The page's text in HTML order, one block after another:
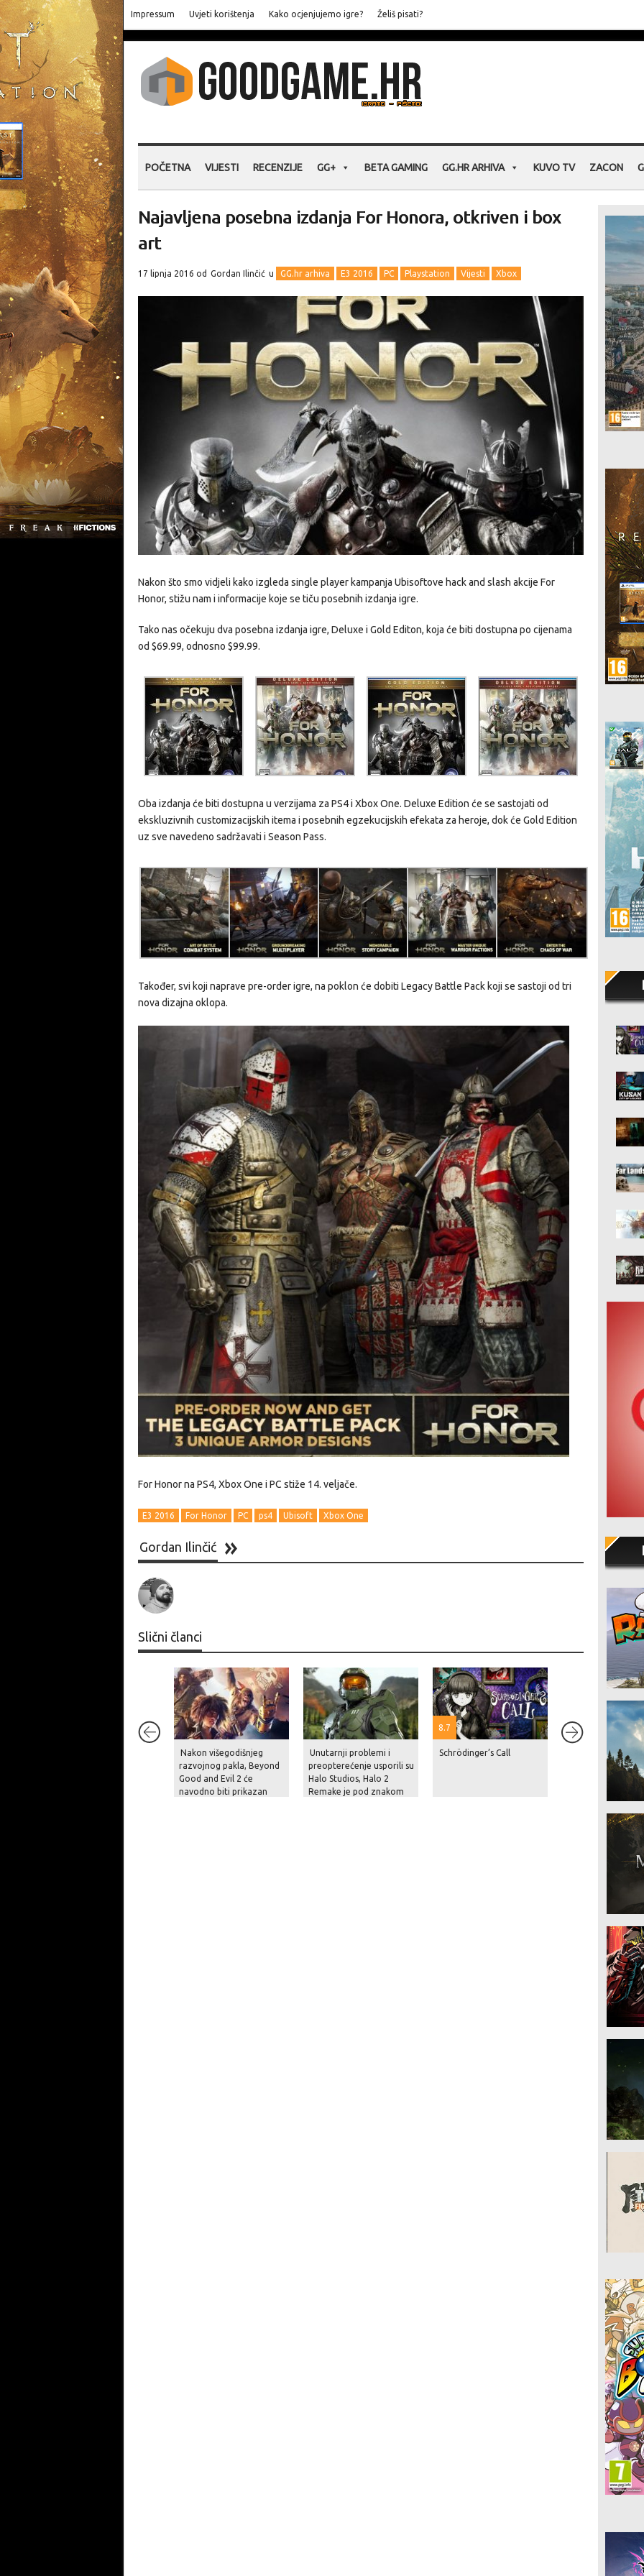
Impressum Uvjeti korištenja Kako ocjenjujemo igre? Želiš pisati?
POČETNA VIJESTI RECENZIJE GG+ BETA GAMING GG.HR ARHIVA KUVO TV ZACON
Najavljena posebna izdanja For Honora, otkriven i box
art
17 lipnja 2016 od Gordan Ilinčić u GG.hr arhiva E3 2016 PC Playstation Vijesti Xbox
Nakon što smo vidjeli kako izgleda single player kampanja Ubisoftove hack and slash akcije For
Honor, stižu nam i informacije koje se tiču posebnih izdanja igre.
Tako nas očekuju dva posebna izdanja igre, Deluxe i Gold Editon, koja će biti dostupna po cijenama
od $69.99, odnosno $99.99.
Oba izdanja će biti dostupna u verzijama za PS4 i Xbox One. Deluxe Edition će se sastojati od
ekskluzivnih customizacijskih itema i posebnih egzekucijskih efekata za heroje, dok će Gold Edition
uz sve navedeno sadržavati i Season Pass.
Također, svi koji naprave pre-order igre, na poklon će dobiti Legacy Battle Pack koji se sastoji od tri
nova dizajna oklopa.
For Honor na PS4, Xbox One i PC stiže 14. veljače.
E3 2016 For Honor PC ps4 Ubisoft Xbox One
Gordan Ilinčić
Slični članci
Nakon višegodišnjeg
razvojnog pakla, Beyond
Good and Evil 2 će
navodno biti prikazan
Unutarnji problemi i
preopterećenje usporili su
Halo Studios, Halo 2
Remake je pod znakom
8.7
Schrödinger’s Call
Netflix je
Rockstaru blizu
milijuna dolara za
nekoliko sati
prikaza GTA VI